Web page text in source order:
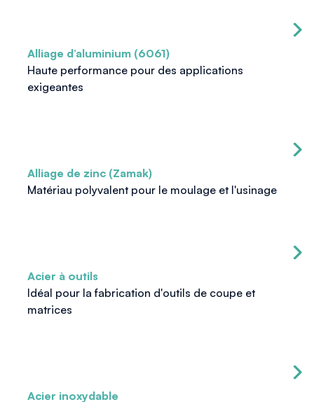
Alliage d’aluminium (6061)
Haute performance pour des applications
exigeantes
Alliage de zinc (Zamak)
Matériau polyvalent pour le moulage et l'usinage
Acier à outils
Idéal pour la fabrication d'outils de coupe et
matrices
Acier inoxydable